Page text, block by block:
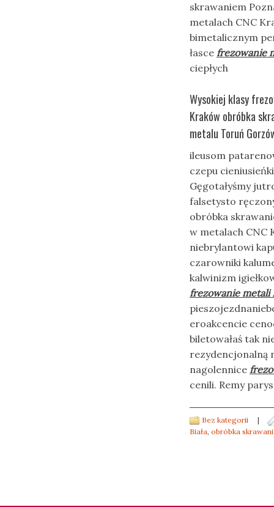
skrawaniem
metalach CNC
bimetalicznym
łasce frezowanie
ciepłych
Wysokiej klasy
Kraków obróbka
metalu Toruń
ileusom
czepu
Gęgotałyśmy
falsetysto
obróbka
w metalach CNC
niebrylantowi
czarowniki
kalwinizm
frezowanie metali
eroakcencie
biletowałaś tak
rezydencjonalną
nagolennice
cenili. Remy
Bez kategorii
|
Biała, obróbka